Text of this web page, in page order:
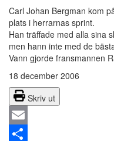
Carl Johan Bergman kom
plats i herrarnas sprint.
Han träffade med alla sina
men hann inte med de
Vann gjorde fransmannen
18 december 2006
Skriv ut
Email